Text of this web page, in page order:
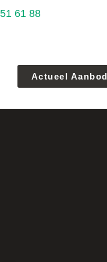
61 88
Actueel Aanbod